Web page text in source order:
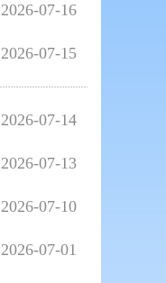
2026-07-16
2026-07-15
2026-07-14
2026-07-13
2026-07-10
2026-07-01